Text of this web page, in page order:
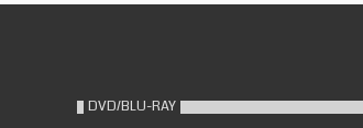
DVD/BLU-RAY